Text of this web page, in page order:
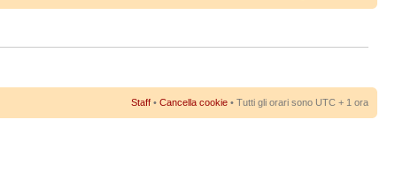
Staff • Cancella cookie • Tutti gli orari sono UTC + 1 ora